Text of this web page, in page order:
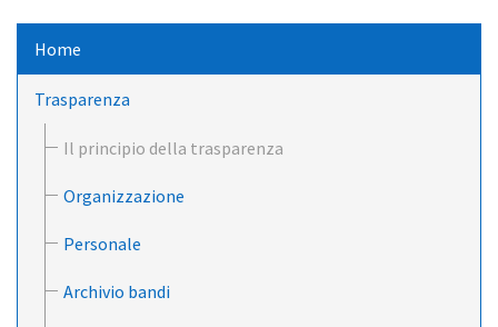
Home
Trasparenza
Il principio della trasparenza
Organizzazione
Personale
Archivio bandi